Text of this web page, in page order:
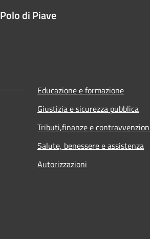
di Piave
Educazione e formazione
Giustizia e sicurezza pubblica
Tributi,finanze e
Salute, benessere e assistenza
Autorizzazioni